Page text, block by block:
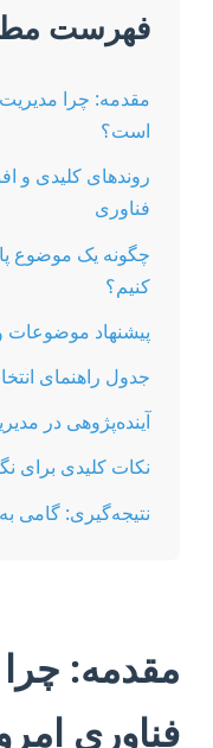
فهرست
مقدمه: چرا
است؟
روندهای کلیدی و
فناوری
چگونه یک موضوع
کنیم؟
پیشنهاد موضوعات
جدول راهنمای
آینده‌پژوهی در
نکات کلیدی برای
نتیجه‌گیری: گامی
مقدمه:
فناوری